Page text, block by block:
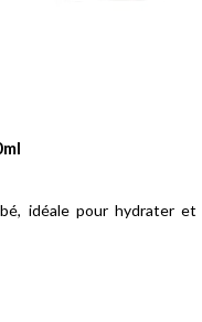
idéale pour hydrater